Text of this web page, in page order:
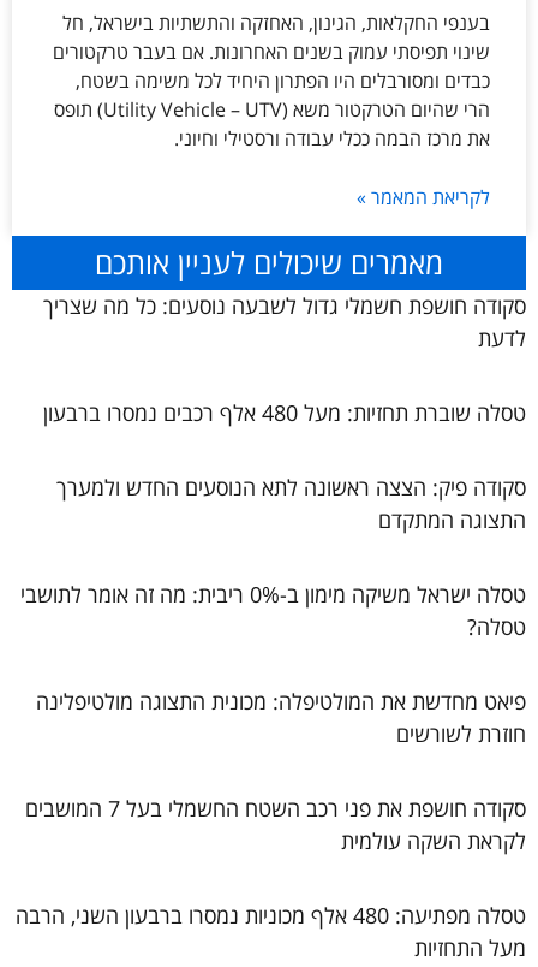
בענפי החקלאות, הגינון, האחזקה והתשתיות בישראל, חל
שינוי תפיסתי עמוק בשנים האחרונות. אם בעבר טרקטורים
כבדים ומסורבלים היו הפתרון היחיד לכל משימה בשטח,
הרי שהיום הטרקטור משא (Utility Vehicle – UTV) תופס
את מרכז הבמה ככלי עבודה ורסטילי וחיוני.
לקריאת המאמר »
מאמרים שיכולים לעניין אותכם
סקודה חושפת חשמלי גדול לשבעה נוסעים: כל מה שצריך
לדעת
טסלה שוברת תחזיות: מעל 480 אלף רכבים נמסרו ברבעון
סקודה פיק: הצצה ראשונה לתא הנוסעים החדש ולמערך
התצוגה המתקדם
טסלה ישראל משיקה מימון ב-0% ריבית: מה זה אומר לתושבי
טסלה?
פיאט מחדשת את המולטיפלה: מכונית התצוגה מולטיפלינה
חוזרת לשורשים
סקודה חושפת את פני רכב השטח החשמלי בעל 7 המושבים
לקראת השקה עולמית
טסלה מפתיעה: 480 אלף מכוניות נמסרו ברבעון השני, הרבה
מעל התחזיות